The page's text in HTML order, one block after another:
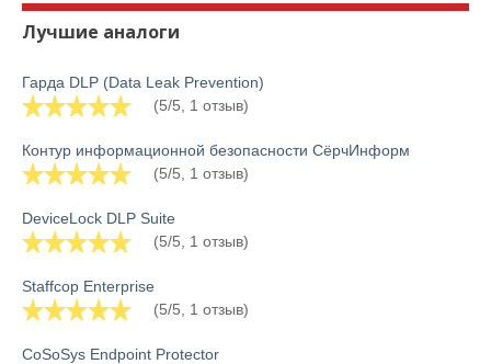
Лучшие аналоги
Гарда DLP (Data Leak Prevention)
(5/5, 1 отзыв)
Контур информационной безопасности СёрчИнформ
(5/5, 1 отзыв)
DeviceLock DLP Suite
(5/5, 1 отзыв)
Staffcop Enterprise
(5/5, 1 отзыв)
CoSoSys Endpoint Protector